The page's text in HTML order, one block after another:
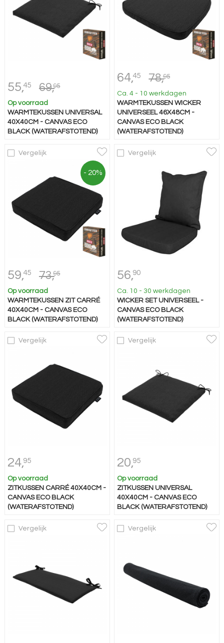
55,45 69,95
Op voorraad
WARMTEKUSSEN UNIVERSAL
40X40CM - CANVAS ECO
BLACK (WATERAFSTOTEND)
64,45 78,95
Ca. 4 - 10 werkdagen
WARMTEKUSSEN WICKER
UNIVERSEEL 46X48CM -
CANVAS ECO BLACK
(WATERAFSTOTEND)
Vergelijk
- 20%
59,45 73,95
Op voorraad
WARMTEKUSSEN ZIT CARRÉ
40X40CM - CANVAS ECO
BLACK (WATERAFSTOTEND)
Vergelijk
56,90
Ca. 10 - 30 werkdagen
WICKER SET UNIVERSEEL -
CANVAS ECO BLACK
(WATERAFSTOTEND)
Vergelijk
24,95
Op voorraad
ZITKUSSEN CARRÉ 40X40CM -
CANVAS ECO BLACK
(WATERAFSTOTEND)
Vergelijk
20,95
Op voorraad
ZITKUSSEN UNIVERSAL
40X40CM - CANVAS ECO
BLACK (WATERAFSTOTEND)
Vergelijk Vergelijk